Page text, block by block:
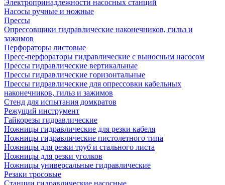
Электропринадлежности насосных станций
Насосы ручные и ножные
Прессы
Опрессовщики гидравлические наконечников, гильз и
зажимов
Перфораторы листовые
Пресс-перфораторы гидравлические с выносным насосом
Прессы гидравлические вертикальные
Прессы гидравлические горизонтальные
Прессы гидравлические для опрессовки кабельных
наконечников, гильз и зажимов
Стенд для испытания домкратов
Режущий инструмент
Гайкорезы гидравлические
Ножницы гидравлические для резки кабеля
Ножницы гидравлические пистолетного типа
Ножницы для резки труб и стального листа
Ножницы для резки уголков
Ножницы универсальные гидравлические
Резаки тросовые
Станции гидравлические насосные